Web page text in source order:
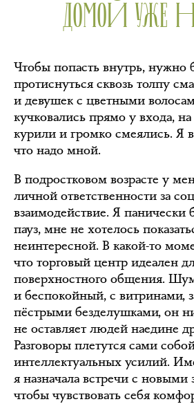
ДОМОЙ УЖЕ
Чтобы попасть внутрь, нужно
протиснуться сквозь толпу
и девушек с цветными
кучковались прямо у входа,
курили и громко смеялись. Я
что надо мной.
В подростковом возрасте у
личной ответственности за
взаимодействие. Я панически
пауз, мне не хотелось
неинтересной. В какой-то
что торговый центр идеален
поверхностного общения.
и беспокойный, с витринами,
пёстрыми безделушками, он
не оставляет людей наедине
Разговоры плетутся сами
интеллектуальных усилий.
я назначала встречи с
чтобы чувствовать себя